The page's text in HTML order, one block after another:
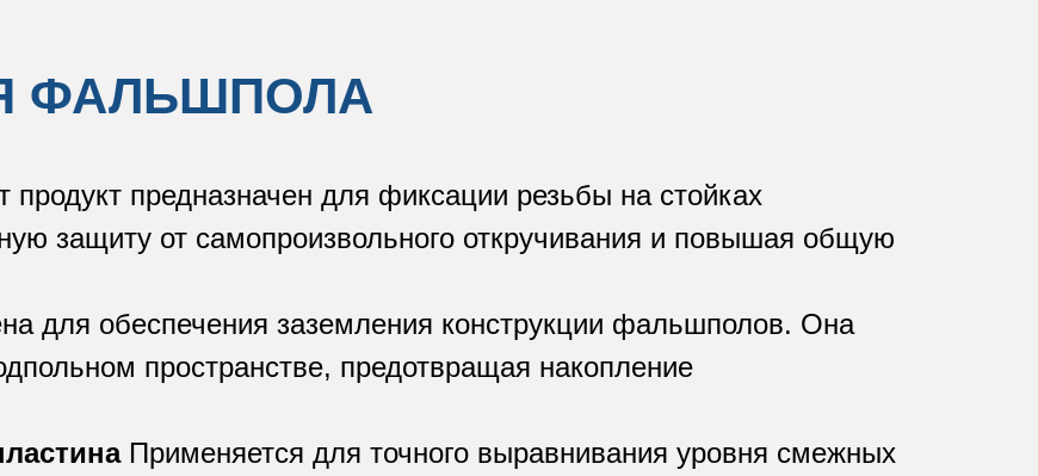
ФАЛЬШПОЛА
продукт предназначен для фиксации резьбы на стойках
защиту от самопроизвольного откручивания и повышая общую
для обеспечения заземления конструкции фальшполов. Она
пространстве, предотвращая накопление
Применяется для точного выравнивания уровня смежных